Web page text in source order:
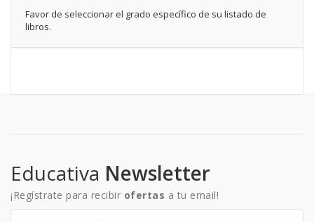
Favor de seleccionar el grado específico de su listado de
libros.
Educativa Newsletter
¡Regístrate para recibir ofertas a tu email!